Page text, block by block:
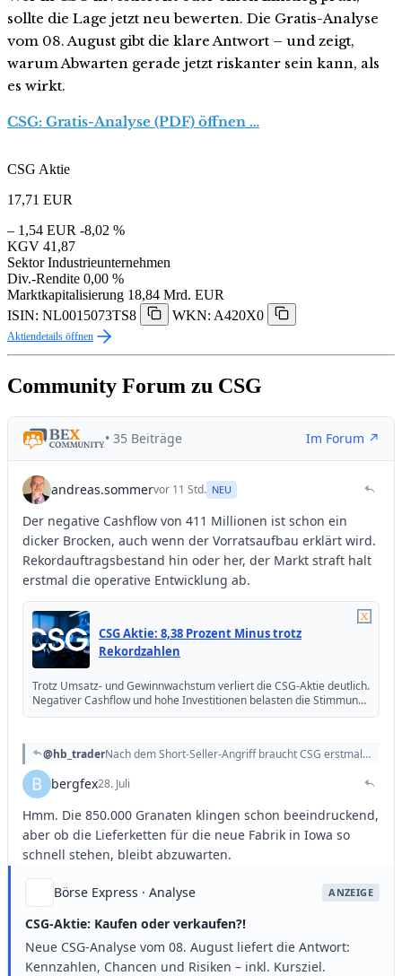
sollte die Lage jetzt neu bewerten. Die Gratis-Analyse
vom 08. August gibt die klare Antwort – und zeigt,
warum Abwarten gerade jetzt riskanter sein kann, als
es wirkt.
CSG: Gratis-Analyse (PDF) öffnen …
CSG Aktie
17,71 EUR
– 1,54 EUR -8,02 %
KGV 41,87
Sektor Industrieunternehmen
Div.-Rendite 0,00 %
Marktkapitalisierung 18,84 Mrd. EUR
ISIN: NL0015073TS8
WKN: A420X0
Aktiendetails öffnen
Community Forum zu CSG